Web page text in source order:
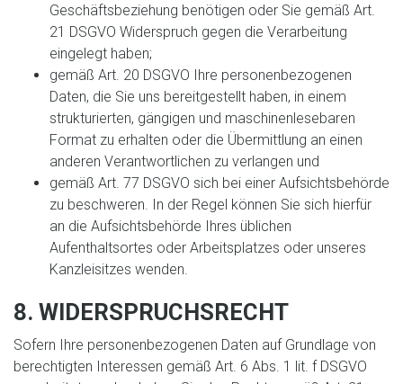
Geschäftsbeziehung benötigen oder Sie gemäß Art.
21 DSGVO Widerspruch gegen die Verarbeitung
eingelegt haben;
gemäß Art. 20 DSGVO Ihre personenbezogenen
Daten, die Sie uns bereitgestellt haben, in einem
strukturierten, gängigen und maschinenlesebaren
Format zu erhalten oder die Übermittlung an einen
anderen Verantwortlichen zu verlangen und
gemäß Art. 77 DSGVO sich bei einer Aufsichtsbehörde
zu beschweren. In der Regel können Sie sich hierfür
an die Aufsichtsbehörde Ihres üblichen
Aufenthaltsortes oder Arbeitsplatzes oder unseres
Kanzleisitzes wenden.
8. WIDERSPRUCHSRECHT
Sofern Ihre personenbezogenen Daten auf Grundlage von
berechtigten Interessen gemäß Art. 6 Abs. 1 lit. f DSGVO